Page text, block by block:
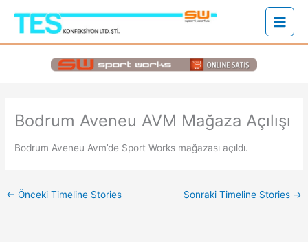
Bodrum Aveneu AVM Mağaza Açılışı
Bodrum Aveneu Avm’de Sport Works mağazası açıldı.
← Önceki Timeline Stories Sonraki Timeline Stories →